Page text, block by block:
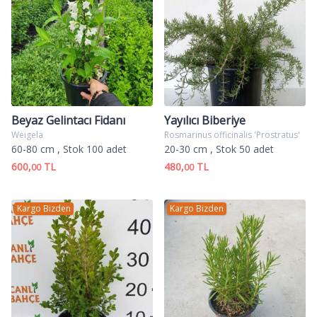
Beyaz Gelintacı Fidanı
Weigela
60-80 cm , Stok 100 adet
600,00TL
Yayılıcı Biberiye
Rosmarinus officinalis 'Prostratus'
20-30 cm , Stok 50 adet
480,00TL
Kargo Bizden Kargo Bizden